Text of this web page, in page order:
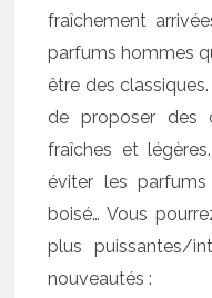
fraîchement
parfums hommes
être des
de proposer des
fraîches et
éviter les
boisé… Vous
plus puissantes/
nouveautés :